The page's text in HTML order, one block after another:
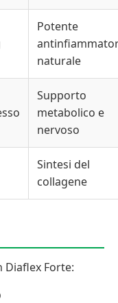
Potente
naturale
Supporto
metabolico e
nervoso
Sintesi del
collagene
Forte: